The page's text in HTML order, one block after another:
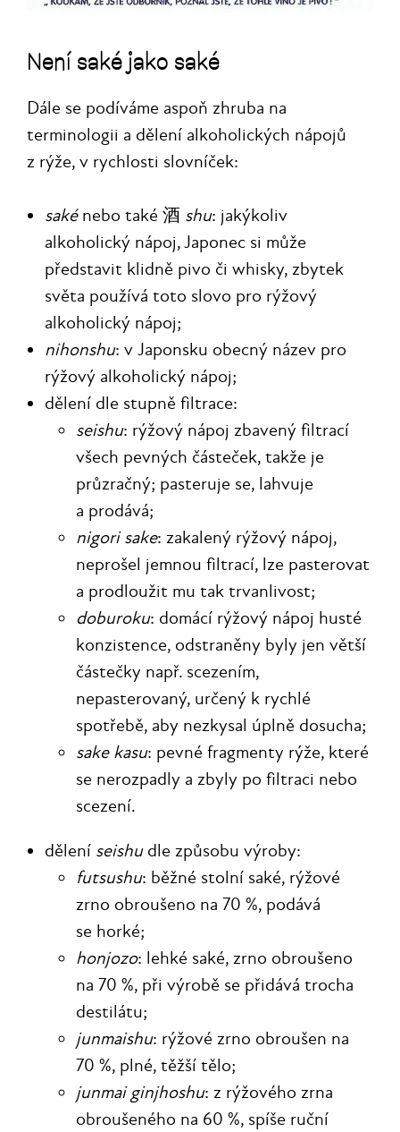
Není saké jako saké
Dále se podíváme aspoň zhruba na
terminologii a dělení alkoholických nápojů
z rýže, v rychlosti slovníček:
sakénebo také 酒 shu: jakýkoliv
alkoholický nápoj, Japonec si může
představit klidně pivo či whisky, zbytek
světa používá toto slovo pro rýžový
alkoholický nápoj;
nihonshu: v Japonsku obecný název pro
rýžový alkoholický nápoj;
dělení dle stupně filtrace:
seishu: rýžový nápoj zbavený filtrací
všech pevných částeček, takže je
průzračný; pasteruje se, lahvuje
a prodává;
nigori sake: zakalený rýžový nápoj,
neprošel jemnou filtrací, lze pasterovat
a prodloužit mu tak trvanlivost;
doburoku: domácí rýžový nápoj husté
konzistence, odstraněny byly jen větší
částečky např. scezením,
nepasterovaný, určený k rychlé
spotřebě, aby nezkysal úplně dosucha;
sake kasu: pevné fragmenty rýže, které
se nerozpadly a zbyly po filtraci nebo
scezení.
dělení seishudle způsobu výroby:
futsushu: běžné stolní saké, rýžové
zrno obroušeno na 70 %, podává
se horké;
honjozo: lehké saké, zrno obroušeno
na 70 %, při výrobě se přidává trocha
destilátu;
junmaishu: rýžové zrno obroušen na
70 %, plné, těžší tělo;
junmai ginjhoshu: z rýžového zrna
obroušeného na 60 %, spíše ruční